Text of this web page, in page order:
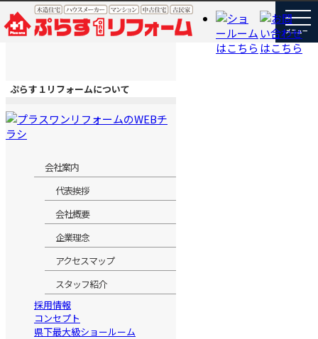
ぷらす１リフォームについて
会社案内
代表挨拶
会社概要
企業理念
アクセスマップ
スタッフ紹介
採用情報
コンセプト
県下最大級ショールーム